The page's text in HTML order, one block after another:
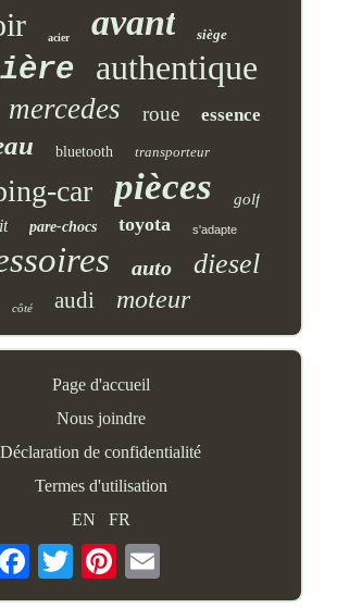
acier avant siège
authentique
mercedes roue essence
bluetooth transporteur
car pièces golf
pare-chocs toyota s'adapte
auto diesel
côté audi moteur
Page d'accueil
Nous joindre
Déclaration de confidentialité
Termes d'utilisation
EN
FR